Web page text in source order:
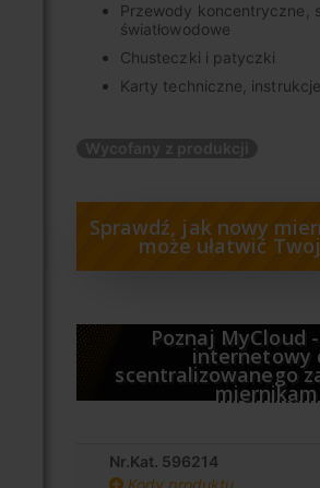
Przewody koncentryczne,
światłowodowe
Chusteczki i patyczki
Karty techniczne, instrukcje
Sprawdź, jak nowy
może ułatwić
Poznaj MyCloud
internetowy
scentralizowanego
miernikam
Nr.Kat. 596214